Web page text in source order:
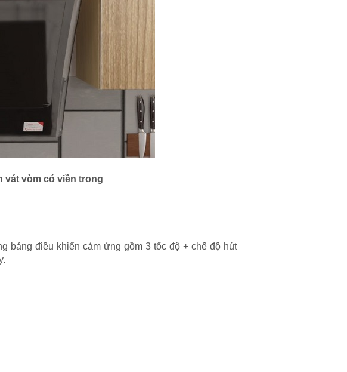
vát vòm có viền trong
bảng điều khiển cảm ứng gồm 3 tốc độ + chế độ hút